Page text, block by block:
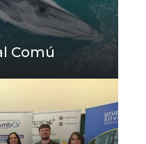
Comú